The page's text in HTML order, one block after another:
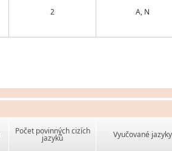
2 A, N
Počet povinných cizích
jazyků Vyučované jazyky